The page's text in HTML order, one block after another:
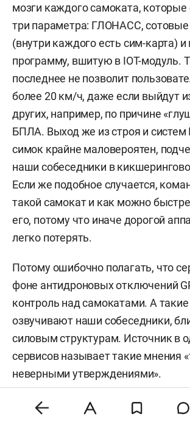
Зафиксируйте
запишите данные
сохраните контакты
сфотографируйте или снимите
видео самокатчика и место
происшествия. Если вас сбил
самокат из кикшеринга,
запишите номер и название
оператора и попробуйте
службу поддержки сервиса.
Если уже после происшествия
появились ссадины или
обратитесь в травмпункт и
поможет получить справки
взыскания компенсаций.
В зависимости от степени вреда
имуществу пострадавшего
может понести
гражданскую или уголовную
частности, его могут обязать
расходы на лечение и ремонт
мозги каждого самоката, которые
три параметра: ГЛОНАСС,
(внутри каждого есть сим-карта)
программу, вшитую в IOT-модуль.
последнее не позволит
более 20 км/ч, даже если выйдут
других, например, по причине
БПЛА. Выход же из строя и
симок крайне маловероятен,
наши собеседники в
Если же подобное случается,
такой самокат и как можно
его, потому что иначе дорогой
легко потерять.
Потому ошибочно полагать, что
фоне антидроновых отключений
контроль над самокатами. А
озвучивают наши собеседники,
силовым структурам. Источник в
сервисов называет такие мнения
неверными утверждениями».
К июню 2021-го исполкому